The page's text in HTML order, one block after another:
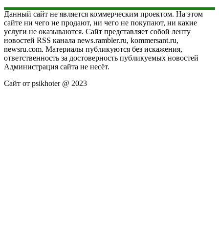
Данный сайт не является коммерческим проектом. На этом
сайте ни чего не продают, ни чего не покупают, ни какие
услуги не оказываются. Сайт представляет собой ленту
новостей RSS канала news.rambler.ru, kommersant.ru,
newsru.com. Материалы публикуются без искажения,
ответственность за достоверность публикуемых новостей
Администрация сайта не несёт.
Сайт от psikhoter @ 2023